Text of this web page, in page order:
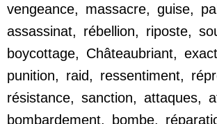
vengeance, massacre, guise,
assassinat, rébellion, riposte,
boycottage, Châteaubriant,
punition, raid, ressentiment,
résistance, sanction, attaques,
bombardement, bombe,